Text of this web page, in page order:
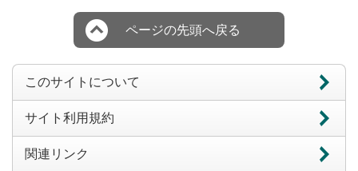
ページの先頭へ戻る
このサイトについて
サイト利用規約
関連リンク